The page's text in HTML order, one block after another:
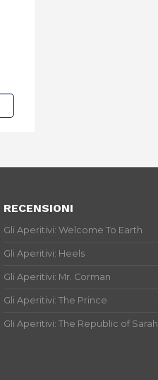
RECENSIONI
Gli Aperitivi: Welcome To Earth
Gli Aperitivi: Heels
Gli Aperitivi: Mr. Corman
Gli Aperitivi: The Prince
Gli Aperitivi: The Republic of Sarah